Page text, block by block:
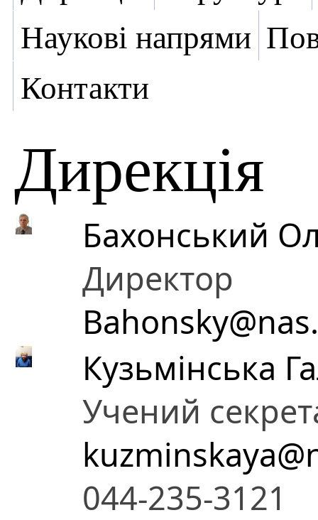
Наукові напрями
Контакти
Дирекція
Бахонський
Директор
Кузьмінська
Учений
044-235-3121